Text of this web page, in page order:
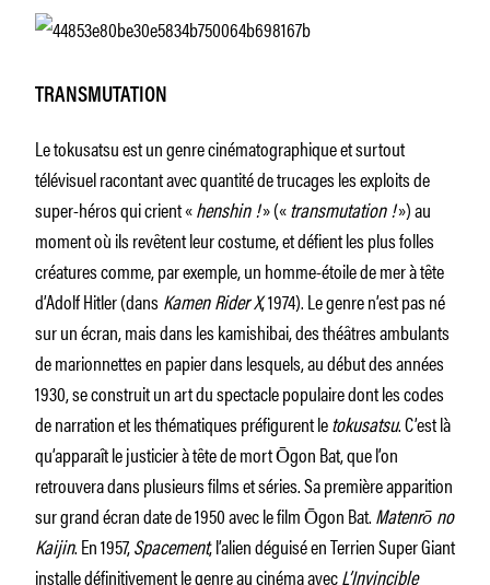
TRANSMUTATION
Le tokusatsu est un genre cinématographique et surtout
télévisuel racontant avec quantité de trucages les exploits de
super-héros qui crient «henshin !» («transmutation !») au
moment où ils revêtent leur costume, et défient les plus folles
créatures comme, par exemple, un homme-étoile de mer à tête
d’Adolf Hitler (dansKamen Rider X, 1974). Le genre n’est pas né
sur un écran, mais dans les kamishibai, des théâtres ambulants
de marionnettes en papier dans lesquels, au début des années
1930, se construit un art du spectacle populaire dont les codes
de narration et les thématiques préfigurent letokusatsu. C’est là
qu’apparaît le justicier à tête de mort Ōgon Bat, que l’on
retrouvera dans plusieurs films et séries. Sa première apparition
sur grand écran date de 1950 avec le film Ōgon Bat.Matenrō no
Kaijin. En 1957,Spacement, l’alien déguisé en Terrien Super Giant
installe définitivement le genre au cinéma avecL’Invincible